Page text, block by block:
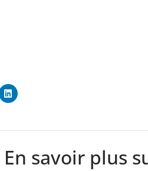
En savoir plus